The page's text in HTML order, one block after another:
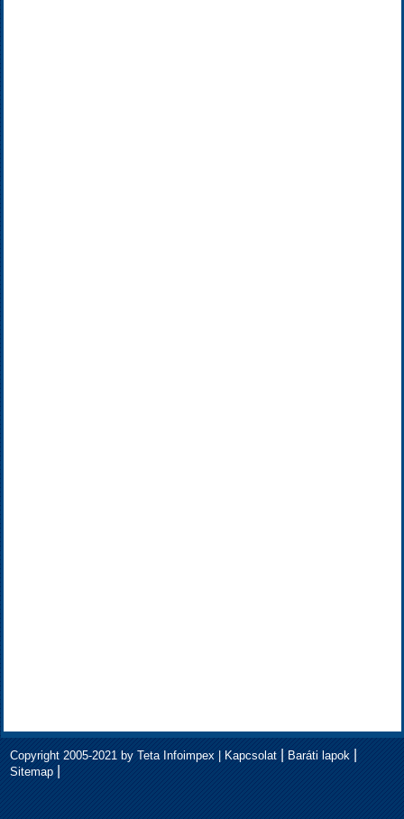
Copyright 2005-2021 by Teta Infoimpex | Kapcsolat| Baráti lapok|
Sitemap|